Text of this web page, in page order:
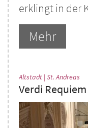
erklingt in der
Mehr
Altstadt | St. Andreas
Verdi Requiem